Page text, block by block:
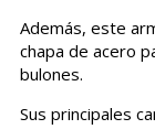
Además, este
chapa de acero
bulones.
Sus principales